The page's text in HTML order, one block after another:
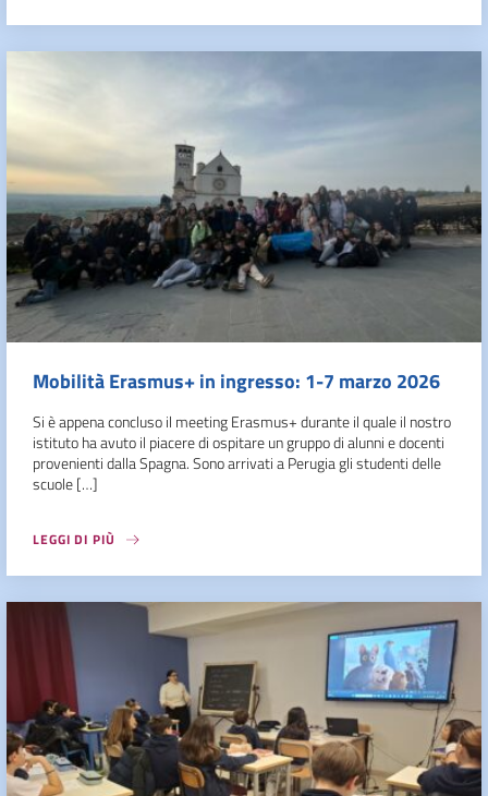
Mobilità Erasmus+ in ingresso: 1-7 marzo 2026
Si è appena concluso il meeting Erasmus+ durante il quale il nostro
istituto ha avuto il piacere di ospitare un gruppo di alunni e docenti
provenienti dalla Spagna. Sono arrivati a Perugia gli studenti delle
scuole […]
LEGGI DI PIÙ